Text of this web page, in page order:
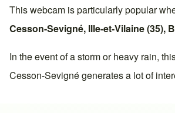
This webcam is particularly popular
Cesson-Sevigné, Ille-et-Vilaine (35),
In the event of a storm or heavy rain,
Cesson-Sevignégenerates a lot of